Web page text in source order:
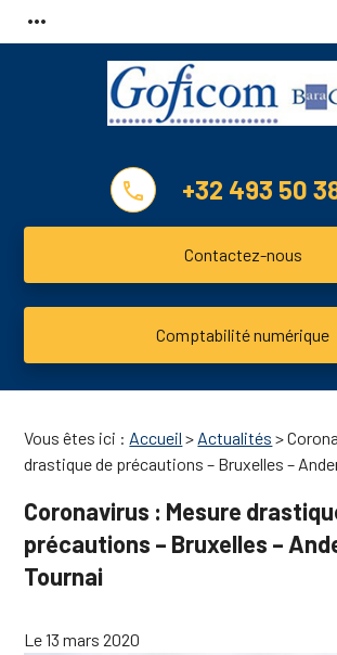
more_horiz
phone +32 493 50
Contactez-nous
Comptabilité numérique
Vous êtes ici : Accueil > Actualités >
drastique de précautions – Bruxelles –
Coronavirus : Mesure
précautions – Bruxelles –
Tournai
Le 13 mars 2020